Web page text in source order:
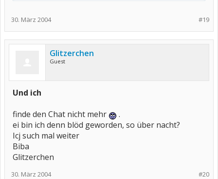
#19
30. März 2004
Glitzerchen
Guest
Und ich
finde den Chat nicht mehr
.
ei bin ich denn blöd geworden, so über nacht?
Icj such mal weiter
Biba
Glitzerchen
#20
30. März 2004